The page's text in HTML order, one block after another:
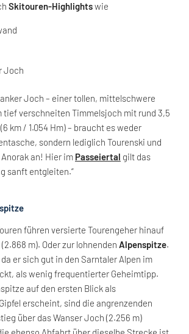
Skitouren-Highlightswie
Joch
Joch – einer tollen, mittelschwere
tief verschneiten Timmelsjoch mit rund 3,5
km / 1.054 Hm) – braucht es weder
sondern lediglich Tourenski und
an! Hier im Passeiertal gilt das
sanft entgleiten.“
führen versierte Tourengeher hinauf
(2.868 m). Oder zur lohnenden Alpenspitze.
er sich gut in den Sarntaler Alpen im
als wenig frequentierter Geheimtipp.
auf den ersten Blick als
erscheint, sind die angrenzenden
über das Wanser Joch (2.256 m)